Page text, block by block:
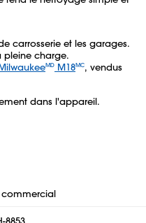
carrosserie et les garages.
pleine charge.
MD M18MC, vendus
dans l'appareil.
commercial
8853